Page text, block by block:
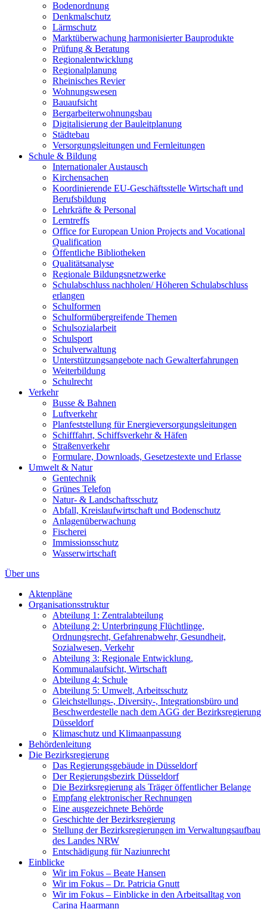
Bodenordnung
Denkmalschutz
Lärmschutz
Marktüberwachung harmonisierter Bauprodukte
Prüfung & Beratung
Regionalentwicklung
Regionalplanung
Rheinisches Revier
Wohnungswesen
Bauaufsicht
Bergarbeiterwohnungsbau
Digitalisierung der Bauleitplanung
Städtebau
Versorgungsleitungen und Fernleitungen
Schule & Bildung
Internationaler Austausch
Kirchensachen
Koordinierende EU-Geschäftsstelle Wirtschaft und
Berufsbildung
Lehrkräfte & Personal
Lerntreffs
Office for European Union Projects and Vocational
Qualification
Öffentliche Bibliotheken
Qualitätsanalyse
Regionale Bildungsnetzwerke
Schulabschluss nachholen/ Höheren Schulabschluss
erlangen
Schulformen
Schulformübergreifende Themen
Schulsozialarbeit
Schulsport
Schulverwaltung
Unterstützungsangebote nach Gewalterfahrungen
Weiterbildung
Schulrecht
Verkehr
Busse & Bahnen
Luftverkehr
Planfeststellung für Energieversorgungsleitungen
Schifffahrt, Schiffsverkehr & Häfen
Straßenverkehr
Formulare, Downloads, Gesetzestexte und Erlasse
Umwelt & Natur
Gentechnik
Grünes Telefon
Natur- & Landschaftsschutz
Abfall, Kreislaufwirtschaft und Bodenschutz
Anlagenüberwachung
Fischerei
Immissionsschutz
Wasserwirtschaft
Über uns
Aktenpläne
Organisationsstruktur
Abteilung 1: Zentralabteilung
Abteilung 2: Unterbringung Flüchtlinge,
Ordnungsrecht, Gefahrenabwehr, Gesundheit,
Sozialwesen, Verkehr
Abteilung 3: Regionale Entwicklung,
Kommunalaufsicht, Wirtschaft
Abteilung 4: Schule
Abteilung 5: Umwelt, Arbeitsschutz
Gleichstellungs-, Diversity-, Integrationsbüro und
Beschwerdestelle nach dem AGG der Bezirksregierung
Düsseldorf
Klimaschutz und Klimaanpassung
Behördenleitung
Die Bezirksregierung
Das Regierungsgebäude in Düsseldorf
Der Regierungsbezirk Düsseldorf
Die Bezirksregierung als Träger öffentlicher Belange
Empfang elektronischer Rechnungen
Eine ausgezeichnete Behörde
Geschichte der Bezirksregierung
Stellung der Bezirksregierungen im Verwaltungsaufbau
des Landes NRW
Entschädigung für Naziunrecht
Einblicke
Wir im Fokus – Beate Hansen
Wir im Fokus – Dr. Patricia Gnutt
Wir im Fokus – Einblicke in den Arbeitsalltag von
Carina Haarmann